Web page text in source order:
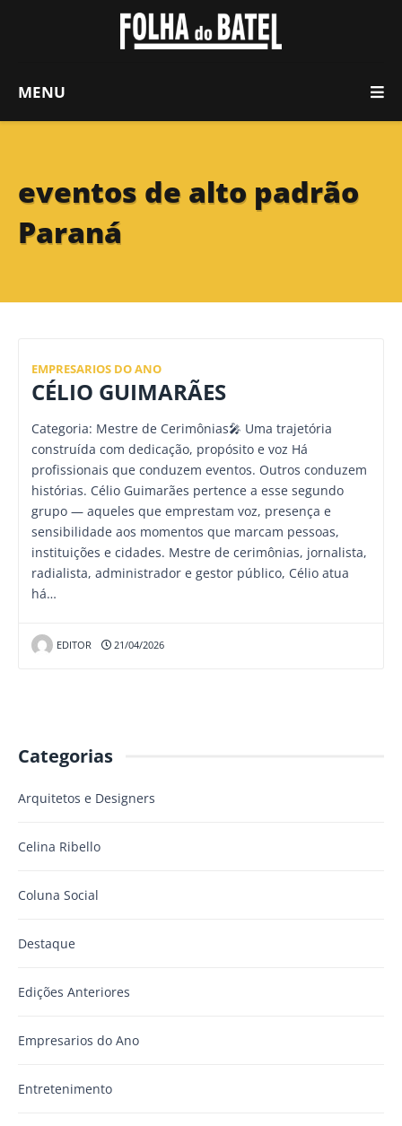
MENU
eventos de alto padrão
Paraná
EMPRESARIOS DO ANO
CÉLIO GUIMARÃES
Categoria: Mestre de Cerimônias🎤 Uma trajetória
construída com dedicação, propósito e voz Há
profissionais que conduzem eventos. Outros conduzem
histórias. Célio Guimarães pertence a esse segundo
grupo — aqueles que emprestam voz, presença e
sensibilidade aos momentos que marcam pessoas,
instituições e cidades. Mestre de cerimônias, jornalista,
radialista, administrador e gestor público, Célio atua
há…
EDITOR 21/04/2026
Categorias
Arquitetos e Designers
Celina Ribello
Coluna Social
Destaque
Edições Anteriores
Empresarios do Ano
Entretenimento